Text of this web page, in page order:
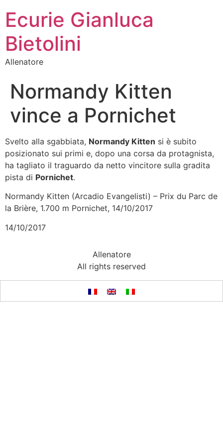
Ecurie Gianluca
Bietolini
Allenatore
Normandy Kitten
vince a Pornichet
Svelto alla sgabbiata, Normandy Kitten si è subito
posizionato sui primi e, dopo una corsa da protagnista,
ha tagliato il traguardo da netto vincitore sulla gradita
pista di Pornichet.
Normandy Kitten (Arcadio Evangelisti) – Prix du Parc de
la Brière, 1.700 m Pornichet, 14/10/2017
14/10/2017
Allenatore
All rights reserved